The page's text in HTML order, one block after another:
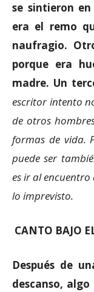
se sintieron
era el remo
naufragio.
porque era
madre. Un
escritor intento
de otros
formas de vida.
puede ser
es ir al
lo imprevisto.
CANTO BAJO
Después de
descanso,